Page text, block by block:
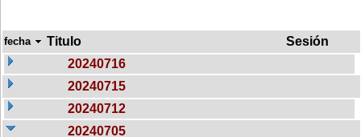
fecha Titulo
Sesión
20240716
20240715
20240712
20240705